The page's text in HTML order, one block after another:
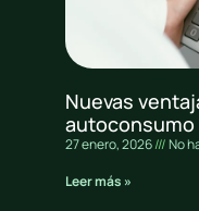
Nuevas
autoconsumo
27 enero, 2026
No
Leer más »